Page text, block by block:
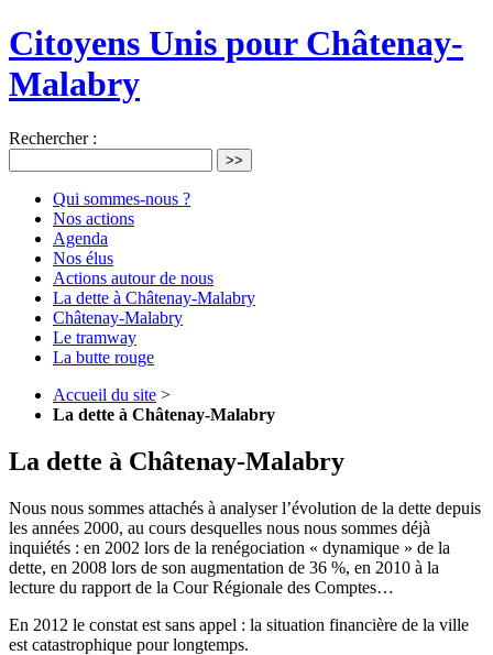
Citoyens Unis pour Châtenay-
Malabry
Rechercher :
>>
Qui sommes-nous ?
Nos actions
Agenda
Nos élus
Actions autour de nous
La dette à Châtenay-Malabry
Châtenay-Malabry
Le tramway
La butte rouge
Accueil du site >
La dette à Châtenay-Malabry
La dette à Châtenay-Malabry
Nous nous sommes attachés à analyser l’évolution de la dette depuis
les années 2000, au cours desquelles nous nous sommes déjà
inquiétés : en 2002 lors de la renégociation « dynamique » de la
dette, en 2008 lors de son augmentation de 36 %, en 2010 à la
lecture du rapport de la Cour Régionale des Comptes…
En 2012 le constat est sans appel : la situation financière de la ville
est catastrophique pour longtemps.